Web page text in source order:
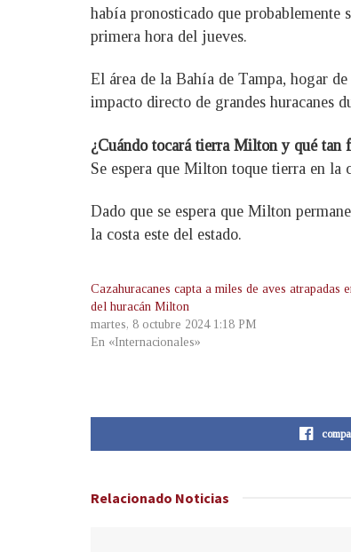
había pronosticado que
primera hora del jueves.
El área de la Bahía de Tampa, hogar
impacto directo de grandes huracanes
¿Cuándo tocará tierra Milton y qué tan
Se espera que Milton toque tierra en
Dado que se espera que Milton
la costa este del estado.
Cazahuracanes capta a miles de aves atrapadas
del huracán Milton
martes, 8 octubre 2024 1:18 PM
En «Internacionales»
Relacionado Noticias